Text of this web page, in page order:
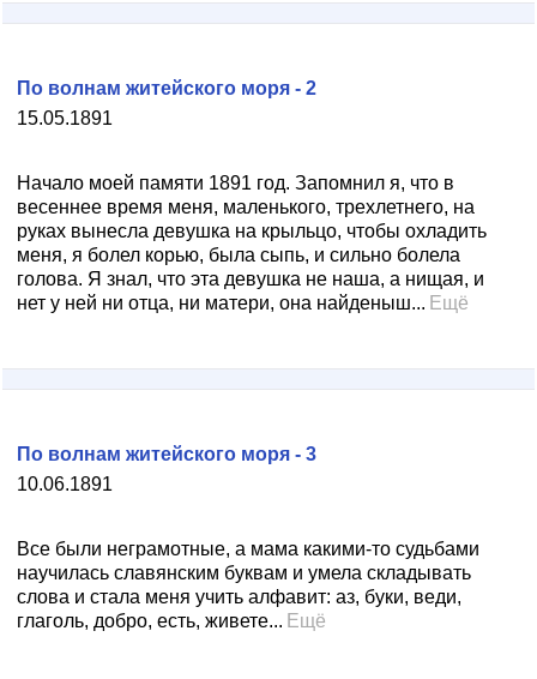
15.05.1891
По волнам житейского моря - 2
Начало моей памяти 1891 год. Запомнил я, что в
весеннее время меня, маленького, трехлетнего, на
руках вынесла девушка на крыльцо, чтобы охладить
меня, я болел корью, была сыпь, и сильно болела
голова. Я знал, что эта девушка не наша, а нищая, и
нет у ней ни отца, ни матери, она найденыш... Ещё
10.06.1891
По волнам житейского моря - 3
Все были неграмотные, а мама какими-то судьбами
научилась славянским буквам и умела складывать
слова и стала меня учить алфавит: аз, буки, веди,
глаголь, добро, есть, живете... Ещё